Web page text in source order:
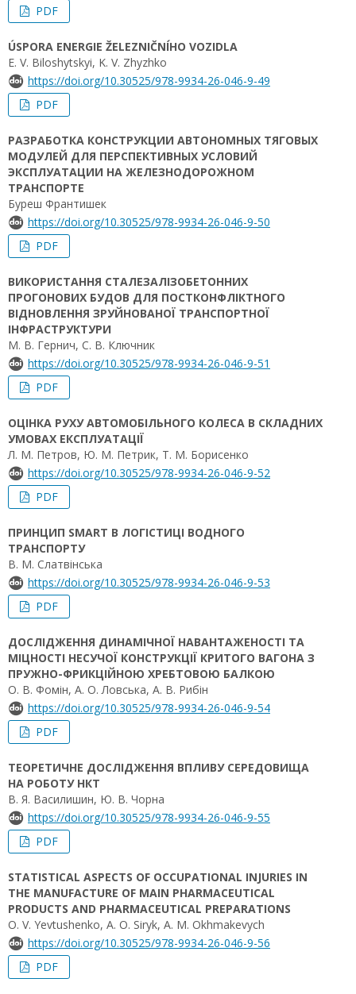
PDF
ÚSPORA ENERGIE ŽELEZNIČNÍHO VOZIDLA
E. V. Biloshytskyi, K. V. Zhyzhko
https://doi.org/10.30525/978-9934-26-046-9-49
PDF
РАЗРАБОТКА КОНСТРУКЦИИ АВТОНОМНЫХ ТЯГОВЫХ
МОДУЛЕЙ ДЛЯ ПЕРСПЕКТИВНЫХ УСЛОВИЙ
ЭКСПЛУАТАЦИИ НА ЖЕЛЕЗНОДОРОЖНОМ
ТРАНСПОРТЕ
Буреш Франтишек
https://doi.org/10.30525/978-9934-26-046-9-50
PDF
ВИКОРИСТАННЯ СТАЛЕЗАЛІЗОБЕТОННИХ
ПРОГОНОВИХ БУДОВ ДЛЯ ПОСТКОНФЛІКТНОГО
ВІДНОВЛЕННЯ ЗРУЙНОВАНОЇ ТРАНСПОРТНОЇ
ІНФРАСТРУКТУРИ
М. В. Гернич, С. В. Ключник
https://doi.org/10.30525/978-9934-26-046-9-51
PDF
ОЦІНКА РУХУ АВТОМОБІЛЬНОГО КОЛЕСА В СКЛАДНИХ
УМОВАХ ЕКСПЛУАТАЦІЇ
Л. М. Петров, Ю. М. Петрик, Т. М. Борисенко
https://doi.org/10.30525/978-9934-26-046-9-52
PDF
ПРИНЦИП SMART В ЛОГІСТИЦІ ВОДНОГО
ТРАНСПОРТУ
В. М. Слатвінська
https://doi.org/10.30525/978-9934-26-046-9-53
PDF
ДОСЛІДЖЕННЯ ДИНАМІЧНОЇ НАВАНТАЖЕНОСТІ ТА
МІЦНОСТІ НЕСУЧОЇ КОНСТРУКЦІЇ КРИТОГО ВАГОНА З
ПРУЖНО-ФРИКЦІЙНОЮ ХРЕБТОВОЮ БАЛКОЮ
О. В. Фомін, А. О. Ловська, А. В. Рибін
https://doi.org/10.30525/978-9934-26-046-9-54
PDF
ТЕОРЕТИЧНЕ ДОСЛІДЖЕННЯ ВПЛИВУ СЕРЕДОВИЩА
НА РОБОТУ НКТ
В. Я. Василишин, Ю. В. Чорна
https://doi.org/10.30525/978-9934-26-046-9-55
PDF
STATISTICAL ASPECTS OF OCCUPATIONAL INJURIES IN
THE MANUFACTURE OF MAIN PHARMACEUTICAL
PRODUCTS AND PHARMACEUTICAL PREPARATIONS
O. V. Yevtushenko, А. О. Siryk, А. М. Okhmakevych
https://doi.org/10.30525/978-9934-26-046-9-56
PDF